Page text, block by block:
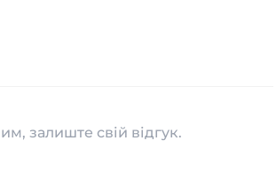
залиште свій відгук.